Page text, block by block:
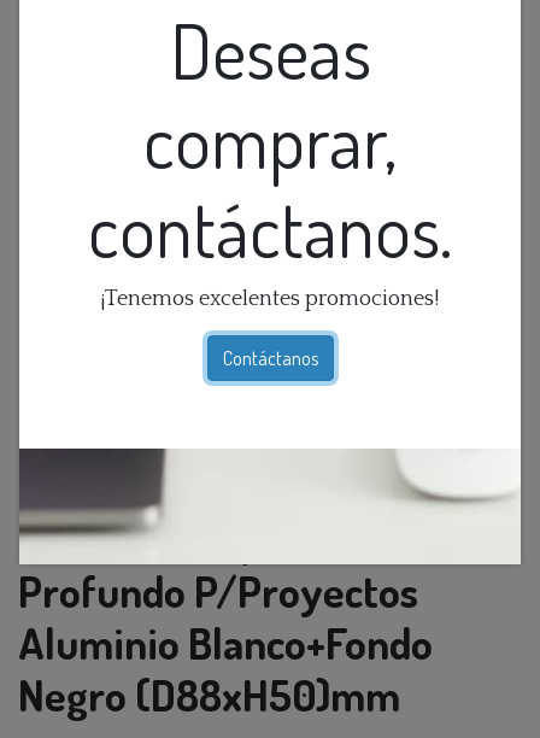
Deseas
comprar,
contáctanos.
¡Tenemos excelentes promociones!
Contáctanos
O.B GU10 Emp. Movil Red.
Profundo P/Proyectos
Aluminio Blanco+Fondo
Negro (D88xH50)mm